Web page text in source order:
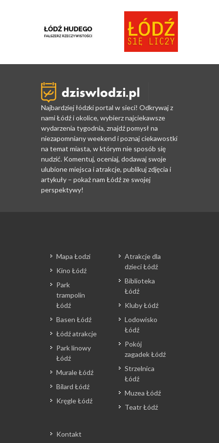
Najbardziej łódzki portal w sieci! Odkrywaj z
nami Łódź i okolice, wybierz najciekawsze
wydarzenia tygodnia, znajdź pomysł na
niezapomniany weekend i poznaj ciekawostki
na temat miasta, w którym nie sposób się
nudzić. Komentuj, oceniaj, dodawaj swoje
ulubione miejsca i atrakcje, publikuj zdjęcia i
artykuły – pokaż nam Łódź ze swojej
perspektywy!
Mapa Łodzi
Kino Łódź
Park
trampolin
Łódź
Basen Łódź
Łódź atrakcje
Park linowy
Łódź
Murale Łódź
Bilard Łódź
Kręgle Łódź
Atrakcje dla
dzieci Łódź
Biblioteka
Łódź
Kluby Łódź
Lodowisko
Łódź
Pokój
zagadek Łódź
Strzelnica
Łódź
Muzea Łódź
Teatr Łódź
Kontakt